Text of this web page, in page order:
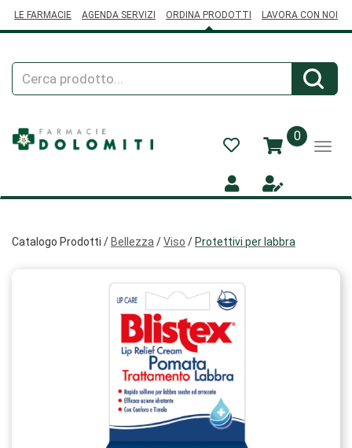
LE FARMACIE AGENDA SERVIZI ORDINA PRODOTTI LAVORA CON NOI
Cerca
Prodotto
0prodotti
inseriti
Catalogo Prodotti / Bellezza /Viso / Protettivi per labbra